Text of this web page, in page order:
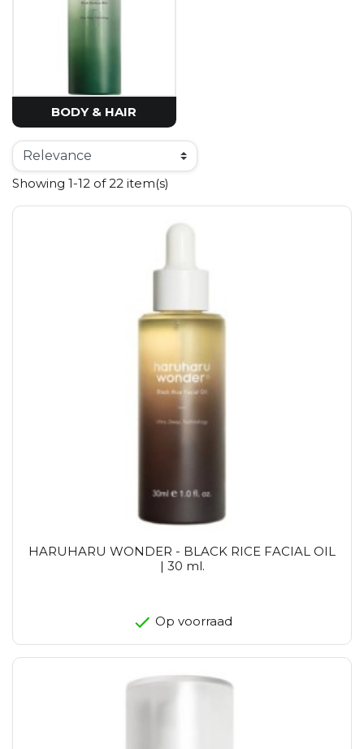
BODY & HAIR
Showing 1-12 of 22 item(s)
HARUHARU WONDER - BLACK RICE FACIAL OIL
| 30 ml.
Op voorraad